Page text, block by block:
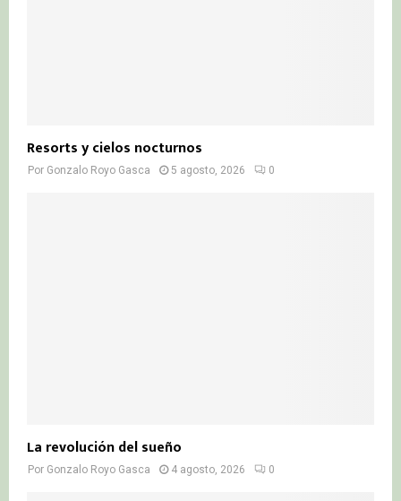
Resorts y cielos nocturnos
Por Gonzalo Royo Gasca 5 agosto, 2026 0
La revolución del sueño
Por Gonzalo Royo Gasca 4 agosto, 2026 0